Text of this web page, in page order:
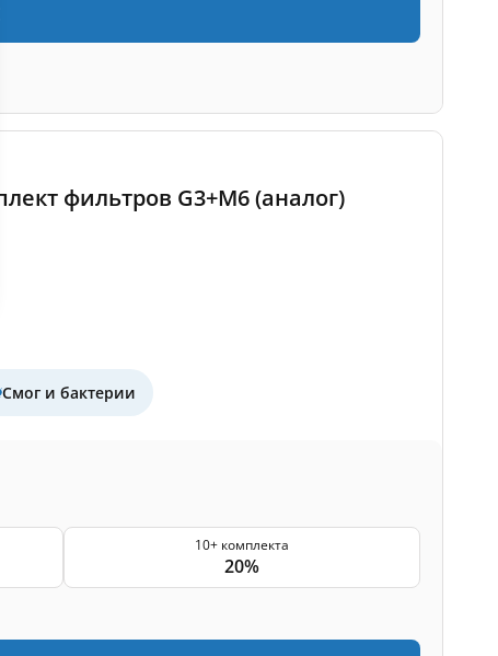
фильтров G3+M6 (аналог)
Смог и бактерии
10+ комплекта
20%